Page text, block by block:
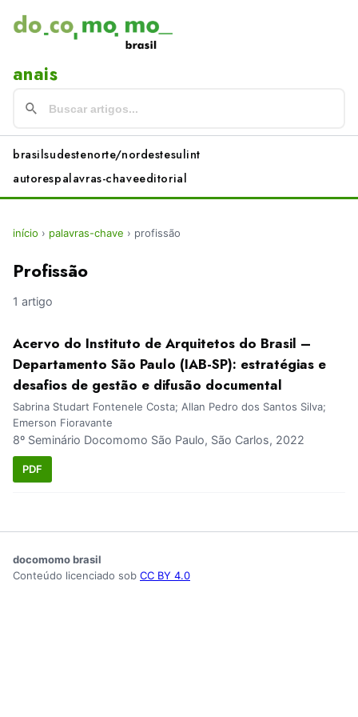
anais
brasilsudestenorte/nordestesulint
autorespalavras-chaveeditorial
início › palavras-chave › profissão
Profissão
1 artigo
Acervo do Instituto de Arquitetos do Brasil –
Departamento São Paulo (IAB-SP): estratégias e
desafios de gestão e difusão documental
Sabrina Studart Fontenele Costa; Allan Pedro dos Santos Silva;
Emerson Fioravante
8º Seminário Docomomo São Paulo, São Carlos, 2022
PDF
docomomo brasil
Conteúdo licenciado sob CC BY 4.0